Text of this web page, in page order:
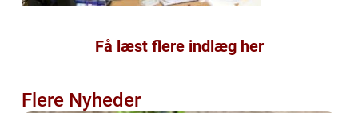
Få læst flere indlæg her
Flere Nyheder